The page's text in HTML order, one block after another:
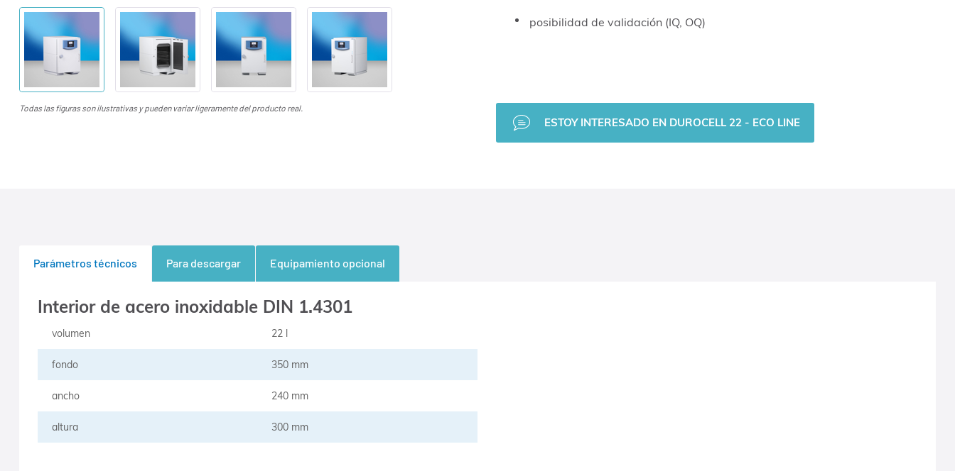
Todas las figuras son ilustrativas y pueden variar ligeramente del producto real.
posibilidad de validación (IQ, OQ)
ESTOY INTERESADO EN DUROCELL 22 - ECO LINE
Parámetros técnicos
Interior de acero inoxidable DIN 1.4301
volumen 22 l
fondo 350 mm
ancho 240 mm
altura 300 mm
Para descargar Equipamiento opcional